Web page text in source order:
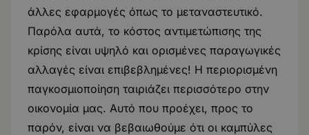
άλλες εφαρμογές όπως το μεταναστευτικό.
Παρόλα αυτά, το κόστος αντιμετώπισης της
κρίσης είναι υψηλό και ορισμένες παραγωγικές
αλλαγές είναι επιβεβλημένες! Η περιορισμένη
παγκοσμιοποίηση ταιριάζει περισσότερο στην
οικονομία μας. Αυτό που προέχει, προς το
παρόν, είναι να βεβαιωθούμε ότι οι καμπύλες